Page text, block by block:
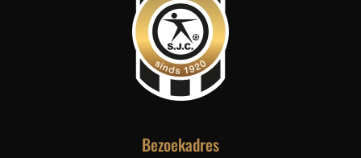
Bezoekadres